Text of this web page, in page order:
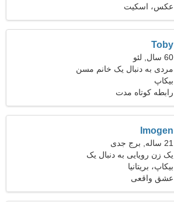
کیلوگرم (127 پوند)
عکس، اسکیت
Toby
60 سال, لئو
مردی به دنبال یک خانم مسن
بیکاپ
رابطه کوتاه مدت
Imogen
21 ساله, برج جدی
یک زن رویایی به دنبال یک
رابطه عاشقانه است
بیکاپ، بریتانیا
عشق واقعی